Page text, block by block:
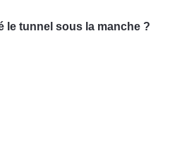
le tunnel sous la manche ?